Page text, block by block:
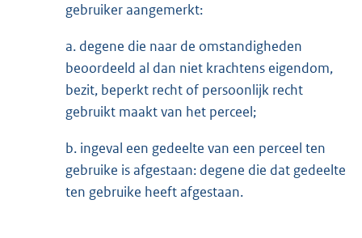
gebruiker aangemerkt:
a. degene die naar de omstandigheden
beoordeeld al dan niet krachtens eigendom,
bezit, beperkt recht of persoonlijk recht
gebruikt maakt van het perceel;
b. ingeval een gedeelte van een perceel ten
gebruike is afgestaan: degene die dat gedeelte
ten gebruike heeft afgestaan.